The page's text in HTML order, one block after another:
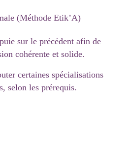
(Méthode Etik’A)
sur le précédent afin de
cohérente et solide.
certaines spécialisations
selon les prérequis.